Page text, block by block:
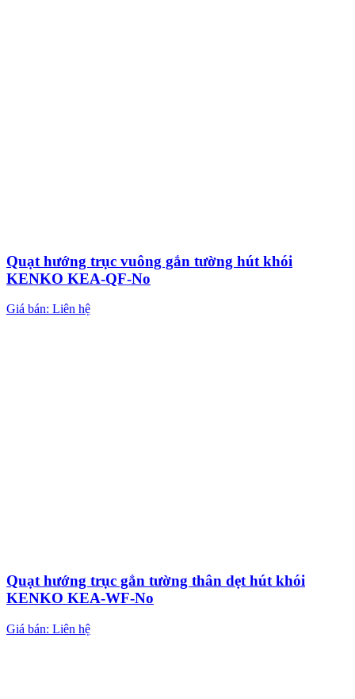
Quạt hướng trục vuông gắn tường hút khói
KENKO KEA-QF-No
Giá bán: Liên hệ
Quạt hướng trục gắn tường thân dẹt hút khói
KENKO KEA-WF-No
Giá bán: Liên hệ